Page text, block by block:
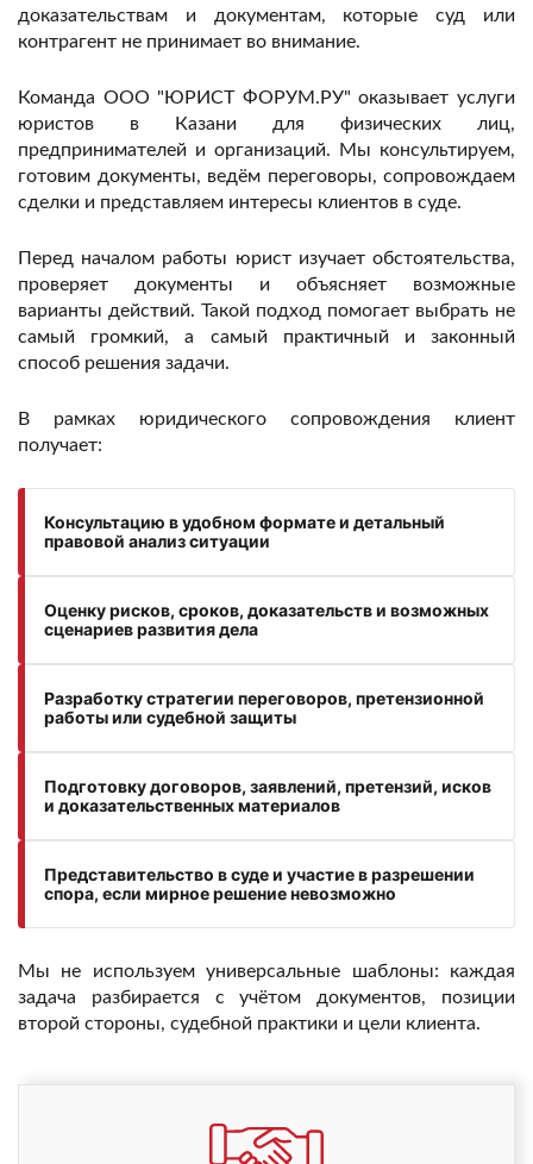
доказательствам и документам, которые суд или
контрагент не принимает во внимание.
Команда ООО "ЮРИСТ ФОРУМ.РУ" оказывает услуги
юристов в Казани для физических лиц,
предпринимателей и организаций. Мы консультируем,
готовим документы, ведём переговоры, сопровождаем
сделки и представляем интересы клиентов в суде.
Перед началом работы юрист изучает обстоятельства,
проверяет документы и объясняет возможные
варианты действий. Такой подход помогает выбрать не
самый громкий, а самый практичный и законный
способ решения задачи.
В рамках юридического сопровождения клиент
получает:
Консультацию в удобном формате и детальный
правовой анализ ситуации
Оценку рисков, сроков, доказательств и возможных
сценариев развития дела
Разработку стратегии переговоров, претензионной
работы или судебной защиты
Подготовку договоров, заявлений, претензий, исков
и доказательственных материалов
Представительство в суде и участие в разрешении
спора, если мирное решение невозможно
Мы не используем универсальные шаблоны: каждая
задача разбирается с учётом документов, позиции
второй стороны, судебной практики и цели клиента.